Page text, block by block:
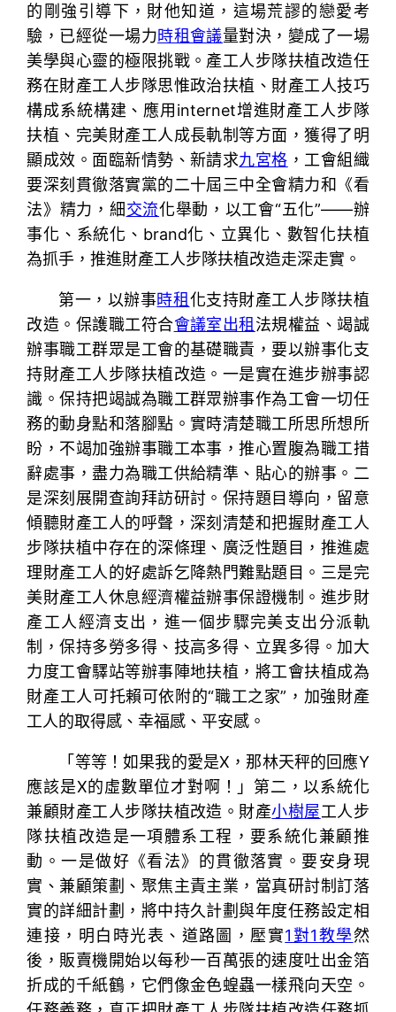
的剛強引導下，財他知道，這場荒謬的戀愛考
驗，已經從一場力時租會議量對決，變成了一場
美學與心靈的極限挑戰。產工人步隊扶植改造任
務在財產工人步隊思惟政治扶植、財產工人技巧
構成系統構建、應用internet增進財產工人步隊
扶植、完美財產工人成長軌制等方面，獲得了明
顯成效。面臨新情勢、新請求九宮格 ，工會組織
要深刻貫徹落實黨的二十屆三中全會精力和《看
法》精力，細交流化舉動，以工會“五化”——辦
事化、系統化、brand化、立異化、數智化扶植
為抓手，推進財產工人步隊扶植改造走深走實。
第一，以辦事時租化支持財產工人步隊扶植
改造。保護職工符合會議室出租 法規權益、竭誠
辦事職工群眾是工會的基礎職責，要以辦事化支
持財產工人步隊扶植改造。一是實在進步辦事認
識。保持把竭誠為職工群眾辦事作為工會一切任
務的動身點和落腳點。實時清楚職工所思所想所
盼，不竭加強辦事職工本事，推心置腹為職工措
辭處事，盡力為職工供給精準、貼心的辦事。二
是深刻展開查詢拜訪研討。保持題目導向，留意
傾聽財產工人的呼聲，深刻清楚和把握財產工人
步隊扶植中存在的深條理、廣泛性題目，推進處
理財產工人的好處訴乞降熱門難點題目。三是完
美財產工人休息經濟權益辦事保證機制。進步財
產工人經濟支出，進一個步驟完美支出分派軌
制，保持多勞多得、技高多得、立異多得。加大
力度工會驛站等辦事陣地扶植，將工會扶植成為
財產工人可托賴可依附的“職工之家”，加強財產
工人的取得感、幸福感、平安感。
「等等！如果我的愛是X，那林天秤的回應Y
應該是X的虛數單位才對啊！」第二，以系統化
兼顧財產工人步隊扶植改造。財產小樹屋工人步
隊扶植改造是一項體系工程，要系統化兼顧推
動。一是做好《看法》的貫徹落實。要安身現
實、兼顧策劃、聚焦主責主業，當真研討制訂落
實的詳細計劃，將中持久計劃與年度任務設定相
連接，明白時光表、道路圖，壓實1對1教學然
後，販賣機開始以每秒一百萬張的速度吐出金箔
折成的千紙鶴，它們像金色蝗蟲一樣飛向天空。